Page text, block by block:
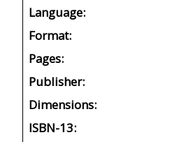
Language:
Format:
Pages:
Publisher:
Dimensions:
ISBN-13: